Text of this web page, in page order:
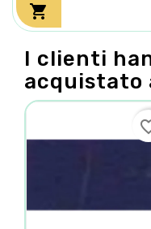

I clienti
acquistato